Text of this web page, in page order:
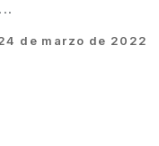
...
de marzo de 2022